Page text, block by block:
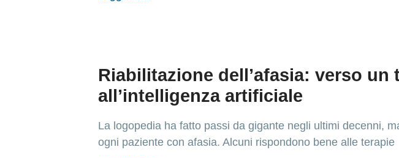
Riabilitazione dell’afasia: verso
all’intelligenza artificiale
La logopedia ha fatto passi da gigante negli ultimi decenni,
ogni paziente con afasia. Alcuni rispondono bene alle terapie